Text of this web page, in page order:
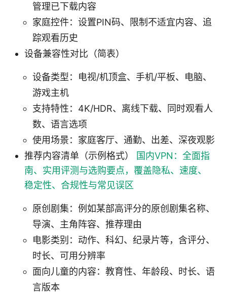
管理已下载内容
家庭控件：设置PIN码、限制不适宜内容、追
踪观看历史
设备兼容性对比（简表）
设备类型：电视/机顶盒、手机/平板、电脑、
游戏主机
支持特性：4K/HDR、离线下载、同时观看人
数、语言选项
使用场景：家庭客厅、通勤、出差、深夜观影
推荐内容清单（示例格式）
国内VPN：全面指
南、实用评测与选购要点，覆盖隐私、速度、
稳定性、合规性与常见误区
原创剧集：例如某部高评分的原创剧集名称、
导演、主角阵容、推荐理由
电影类别：动作、科幻、纪录片等，含评分、
时长、可用分辨率
面向儿童的内容：教育性、年龄段、时长、语
言版本